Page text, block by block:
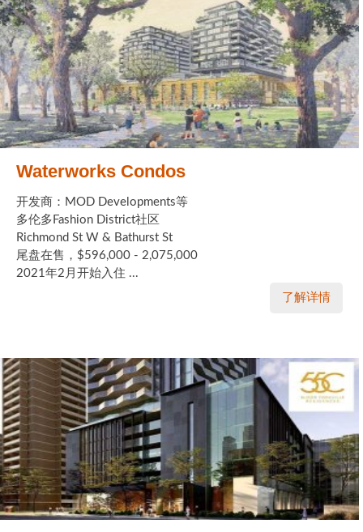
加拿大房地产网站
大多伦多教育网站
大多伦多医疗机构
加拿大银行贷款机构
大多伦多交通网络
地产杂谈
走近加拿大
加拿大社会保险系统
定居安大略省
安大略省免费医疗保险
加拿大的福利制度
吃货眼中的加拿大地图
Waterworks Condos
开发商：MOD Developments等
多伦多Fashion District社区
Richmond St W & Bathurst St
尾盘在售，$596,000 - 2,075,000
2021年2月开始入住 ...
了解详情